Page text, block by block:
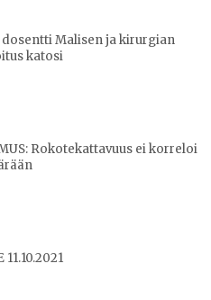
Malisen ja kirurgian
katosi
Rokotekattavuus ei korreloi